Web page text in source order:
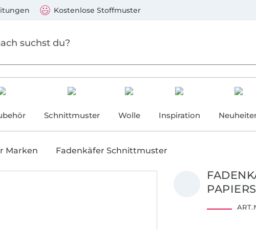
Kostenlose Stoffmuster
Schnittmuster Wolle Inspiration
Marken Fadenkäfer Schnittmuster
Mastercard, PayPal, Giropay, Kauf auf Rechnung, Vorkasse